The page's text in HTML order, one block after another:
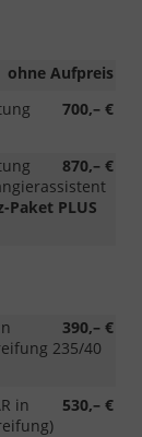
ohne Aufpreis
700,– €
870,– €
Paket PLUS
390,– €
235/40
530,– €
in